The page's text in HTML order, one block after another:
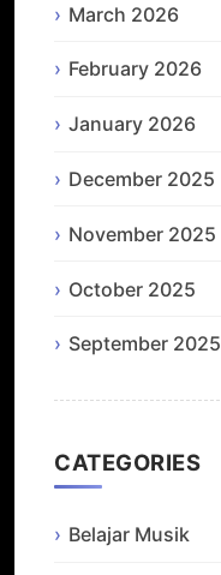
March 2026
February 2026
January 2026
December 2025
November 2025
October 2025
September 2025
CATEGORIES
Belajar Musik